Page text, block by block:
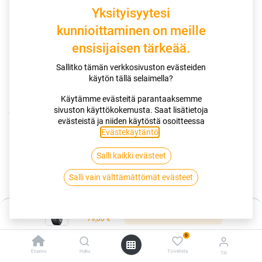
79,00€
Etusivu Haku
0
Toivelista Tili
Kauppa 155/70R13 75Q YOKOHAMA ICEGUARD IG60
155/70R13 75Q YOKOHAMA
ICEGUARD IG60
Yksityisyytesi
kunnioittaminen on meille
ensisijaisen tärkeää.
Sallitko tämän verkkosivuston evästeiden
käytön tällä selaimella?
Käytämme evästeitä parantaaksemme
sivuston käyttökokemusta. Saat lisätietoja
evästeistä ja niiden käytöstä osoitteessa
Evästekäytäntö
Salli kaikki evästeet
Salli vain välttämättömät evästeet